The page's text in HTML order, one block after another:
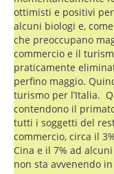
ottimisti e positivi
alcuni biologi e,
che preoccupano
commercio e il
praticamente
perfino maggio.
turismo per l’Italia.
contendono il
tutti i soggetti del
commercio, circa il
Cina e il 7% ad
non sta avvenendo